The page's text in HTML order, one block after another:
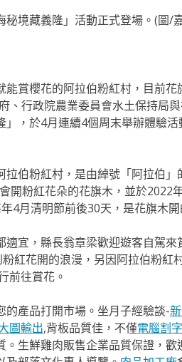
境藏義隆」活動正式登場。(圖/
能賞櫻花的阿拉伯粉紅村，目前
、行政院農業委員會水土保持局
」，於4月連續4個周末舉辦體驗
拉伯粉紅村，是由綽號「阿拉伯
開粉紅花朵的花旗木，並於2022
4月清明節前後30天，是花旗木
適宜，縣長翁章梁歡迎遊客自駕
紅花開的浪漫，另因阿拉伯粉紅
前往賞花。
的產品打開市場。坐月子經驗談-
圖輸出,背板品質佳，不僅電腦割字
。生鮮雞肉販售企業品質保證，歡